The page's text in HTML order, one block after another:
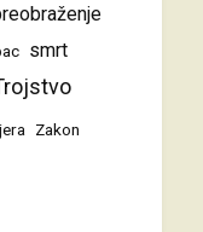
smrt
Zakon